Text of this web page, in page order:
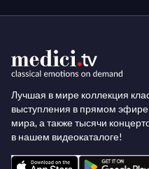
Лучшая в мире коллекция
выступления в прямом
мира, а также тысячи
в нашем видеокаталоге!